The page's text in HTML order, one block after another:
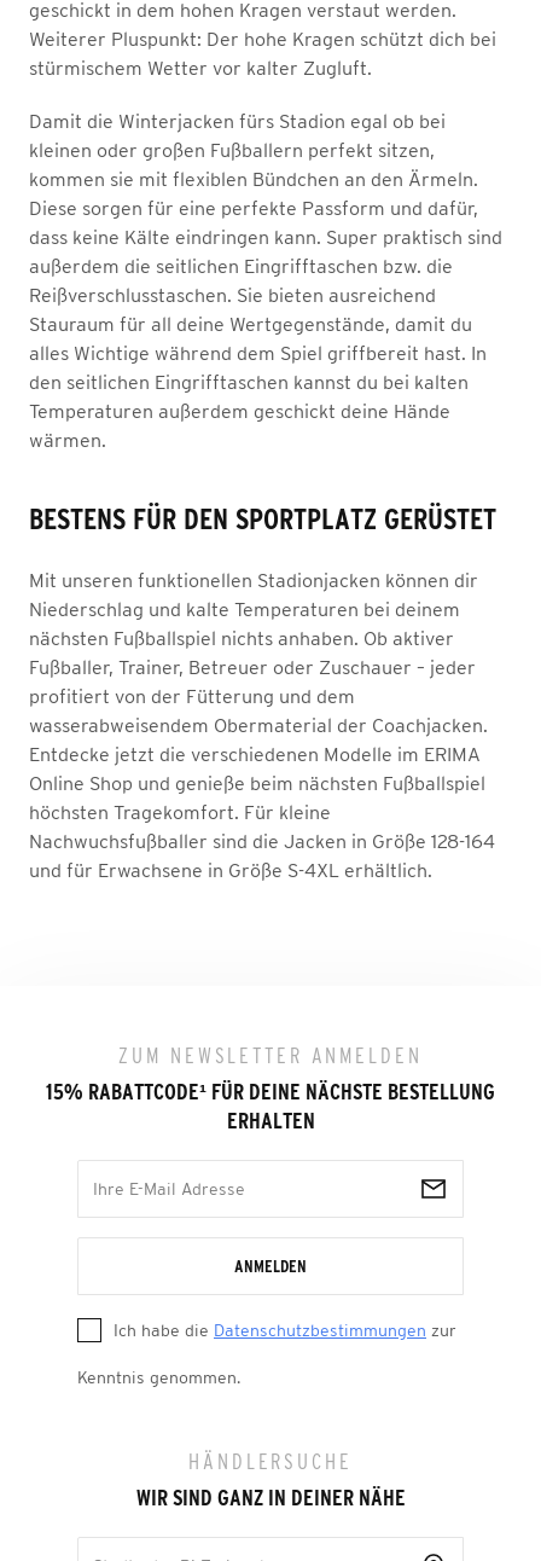
geschickt in dem hohen Kragen verstaut werden.
Weiterer Pluspunkt: Der hohe Kragen schützt dich bei
stürmischem Wetter vor kalter Zugluft.
Damit die Winterjacken fürs Stadion egal ob bei
kleinen oder großen Fußballern perfekt sitzen,
kommen sie mit flexiblen Bündchen an den Ärmeln.
Diese sorgen für eine perfekte Passform und dafür,
dass keine Kälte eindringen kann. Super praktisch sind
außerdem die seitlichen Eingrifftaschen bzw. die
Reißverschlusstaschen. Sie bieten ausreichend
Stauraum für all deine Wertgegenstände, damit du
alles Wichtige während dem Spiel griffbereit hast. In
den seitlichen Eingrifftaschen kannst du bei kalten
Temperaturen außerdem geschickt deine Hände
wärmen.
BESTENS FÜR DEN SPORTPLATZ GERÜSTET
Mit unseren funktionellen Stadionjacken können dir
Niederschlag und kalte Temperaturen bei deinem
nächsten Fußballspiel nichts anhaben. Ob aktiver
Fußballer, Trainer, Betreuer oder Zuschauer – jeder
profitiert von der Fütterung und dem
wasserabweisendem Obermaterial der Coachjacken.
Entdecke jetzt die verschiedenen Modelle im ERIMA
Online Shop und genieße beim nächsten Fußballspiel
höchsten Tragekomfort. Für kleine
Nachwuchsfußballer sind die Jacken in Größe 128-164
und für Erwachsene in Größe S-4XL erhältlich.
ZUM NEWSLETTER ANMELDEN
15% RABATTCODE¹ FÜR DEINE NÄCHSTE BESTELLUNG
ERHALTEN
ANMELDEN
Ich habe die Datenschutzbestimmungen zur
Kenntnis genommen.
HÄNDLERSUCHE
WIR SIND GANZ IN DEINER NÄHE